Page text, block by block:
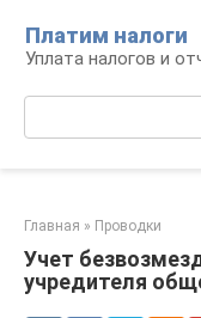
контенту
Платим налоги
Уплата налогов и
Главная » Проводки
Учет
учредителя